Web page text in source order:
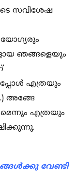
സവിശേഷ
ഞങ്ങളെയും
എത്രയും
അങ്ങേ
എത്രയും
വേണ്ടി